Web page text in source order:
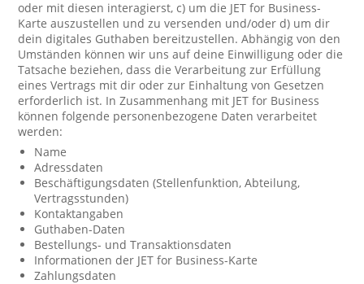
oder mit diesen interagierst, c) um die JET for Business-
Karte auszustellen und zu versenden und/oder d) um dir
dein digitales Guthaben bereitzustellen. Abhängig von den
Umständen können wir uns auf deine Einwilligung oder die
Tatsache beziehen, dass die Verarbeitung zur Erfüllung
eines Vertrags mit dir oder zur Einhaltung von Gesetzen
erforderlich ist. In Zusammenhang mit JET for Business
können folgende personenbezogene Daten verarbeitet
werden:
Name
Adressdaten
Beschäftigungsdaten (Stellenfunktion, Abteilung,
Vertragsstunden)
Kontaktangaben
Guthaben-Daten
Bestellungs- und Transaktionsdaten
Informationen der JET for Business-Karte
Zahlungsdaten